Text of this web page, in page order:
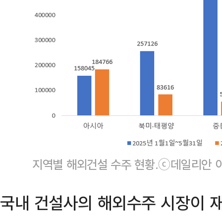
지역별 해외건설 수주 현황.ⓒ데일리안
국내 건설사의 해외수주 시장이